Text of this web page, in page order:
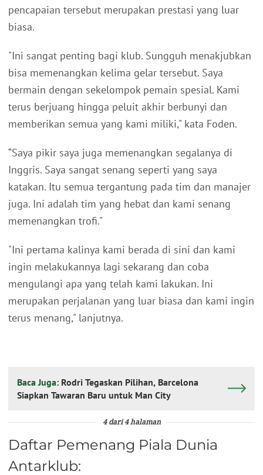
pencapaian tersebut merupakan prestasi yang luar
biasa.
"Ini sangat penting bagi klub. Sungguh menakjubkan
bisa memenangkan kelima gelar tersebut. Saya
bermain dengan sekelompok pemain spesial. Kami
terus berjuang hingga peluit akhir berbunyi dan
memberikan semua yang kami miliki," kata Foden.
“Saya pikir saya juga memenangkan segalanya di
Inggris. Saya sangat senang seperti yang saya
katakan. Itu semua tergantung pada tim dan manajer
juga. Ini adalah tim yang hebat dan kami senang
memenangkan trofi."
"Ini pertama kalinya kami berada di sini dan kami
ingin melakukannya lagi sekarang dan coba
mengulangi apa yang telah kami lakukan. Ini
merupakan perjalanan yang luar biasa dan kami ingin
terus menang," lanjutnya.
Baca Juga: Rodri Tegaskan Pilihan, Barcelona
Siapkan Tawaran Baru untuk Man City
4 dari 4 halaman
Daftar Pemenang Piala Dunia
Antarklub: